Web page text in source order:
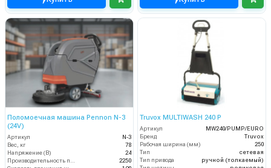
Поломоечная машина Pennon N-3
(24V)
Артикул
N-3
Вес, кг
78
Напряжение (В)
24
2250
Truvox MULTIWASH 240 P
Артикул
MW240/PUMP/EURO
Бренд
Truvox
Рабочая ширина (мм)
250
Тип
сетевая
Тип привода
ручной (толкаемый)